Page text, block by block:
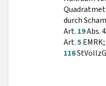
durch
Art. 19Abs.
Art.5
116StVollzG